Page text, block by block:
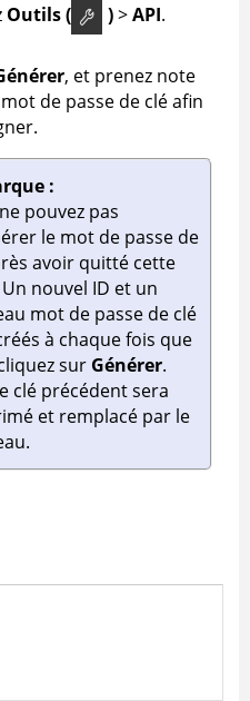
Outils ( )>API.
, et prenez note
de passe de clé afin
:
pouvez pas
le mot de passe de
avoir quitté cette
nouvel ID et un
mot de passe de clé
à chaque fois que
sur Générer.
clé précédent sera
et remplacé par le